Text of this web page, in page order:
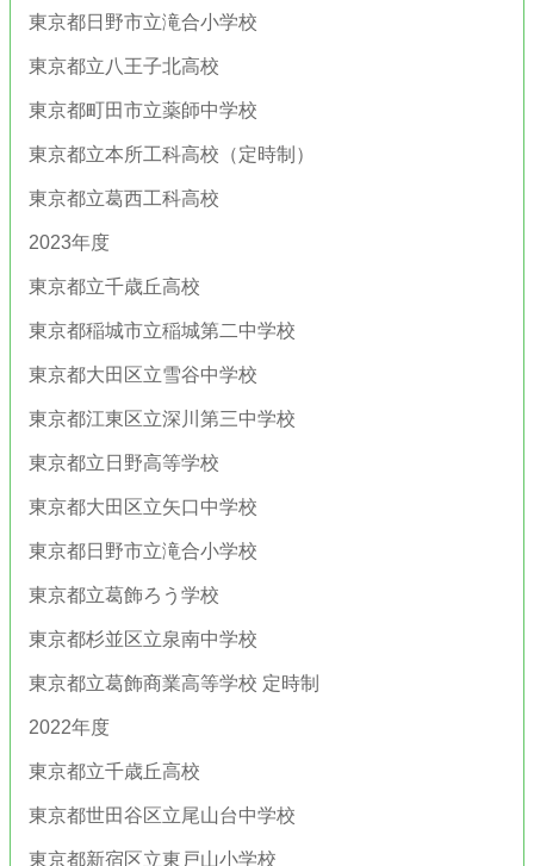
東京都日野市立滝合小学校
東京都立八王子北高校
東京都町田市立薬師中学校
東京都立本所工科高校（定時制）
東京都立葛西工科高校
2023年度
東京都立千歳丘高校
東京都稲城市立稲城第二中学校
東京都大田区立雪谷中学校
東京都江東区立深川第三中学校
東京都立日野高等学校
東京都大田区立矢口中学校
東京都日野市立滝合小学校
東京都立葛飾ろう学校
東京都杉並区立泉南中学校
東京都立葛飾商業高等学校 定時制
2022年度
東京都立千歳丘高校
東京都世田谷区立尾山台中学校
東京都新宿区立東戸山小学校